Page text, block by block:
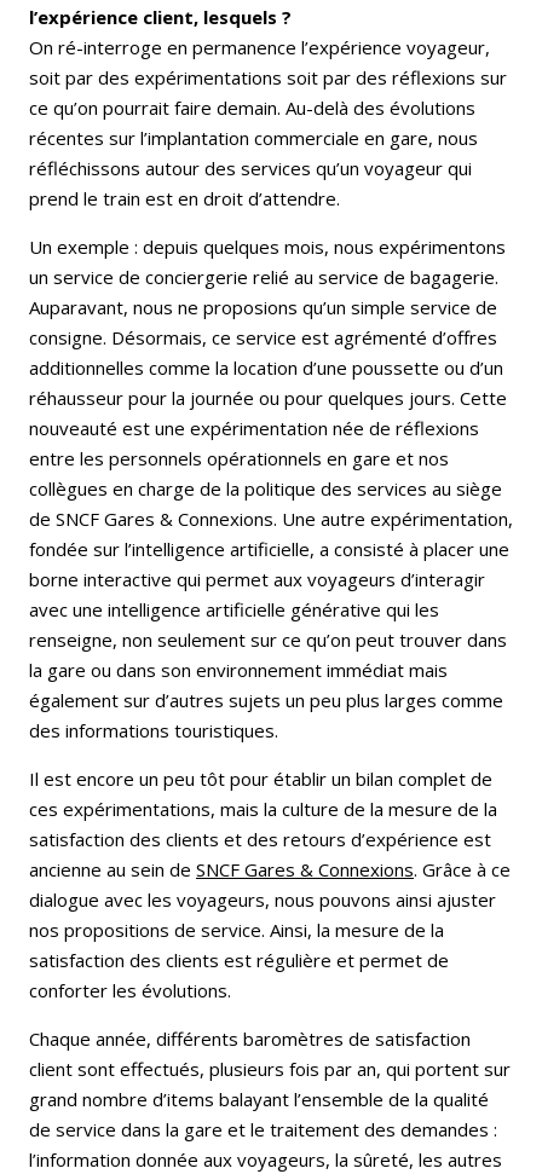
l’expérience client, lesquels ?
On ré-interroge en permanence l’expérience voyageur,
soit par des expérimentations soit par des réflexions sur
ce qu’on pourrait faire demain. Au-delà des évolutions
récentes sur l’implantation commerciale en gare, nous
réfléchissons autour des services qu’un voyageur qui
prend le train est en droit d’attendre.
Un exemple : depuis quelques mois, nous expérimentons
un service de conciergerie relié au service de bagagerie.
Auparavant, nous ne proposions qu’un simple service de
consigne. Désormais, ce service est agrémenté d’offres
additionnelles comme la location d’une poussette ou d’un
réhausseur pour la journée ou pour quelques jours. Cette
nouveauté est une expérimentation née de réflexions
entre les personnels opérationnels en gare et nos
collègues en charge de la politique des services au siège
de SNCF Gares & Connexions. Une autre expérimentation,
fondée sur l’intelligence artificielle, a consisté à placer une
borne interactive qui permet aux voyageurs d’interagir
avec une intelligence artificielle générative qui les
renseigne, non seulement sur ce qu’on peut trouver dans
la gare ou dans son environnement immédiat mais
également sur d’autres sujets un peu plus larges comme
des informations touristiques.
Il est encore un peu tôt pour établir un bilan complet de
ces expérimentations, mais la culture de la mesure de la
satisfaction des clients et des retours d’expérience est
ancienne au sein de SNCF Gares & Connexions. Grâce à ce
dialogue avec les voyageurs, nous pouvons ainsi ajuster
nos propositions de service. Ainsi, la mesure de la
satisfaction des clients est régulière et permet de
conforter les évolutions.
Chaque année, différents baromètres de satisfaction
client sont effectués, plusieurs fois par an, qui portent sur
grand nombre d’items balayant l’ensemble de la qualité
de service dans la gare et le traitement des demandes :
l’information donnée aux voyageurs, la sûreté, les autres